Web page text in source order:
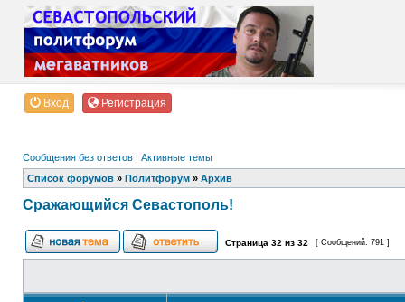
Вход Регистрация
Сообщения без ответов | Активные темы
Список форумов » Политфорум » Архив
Сражающийся Севастополь!
Страница 32 из 32 [ Сообщений: 791 ]